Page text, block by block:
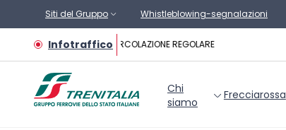
Vai al contenuto principale
Siti del Gruppo Whistleblowing-segnalazioni
InfotrafficoCIRCOLAZIONE REGOLARE
Chi
siamo
Frecciarossa